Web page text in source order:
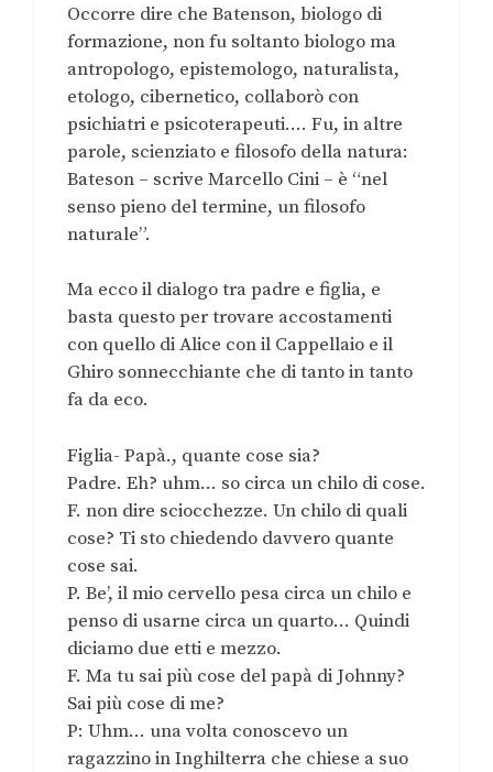
Occorre dire che Batenson, biologo di
formazione, non fu soltanto biologo ma
antropologo, epistemologo, naturalista,
etologo, cibernetico, collaborò con
psichiatri e psicoterapeuti…. Fu, in altre
parole, scienziato e filosofo della natura:
Bateson – scrive Marcello Cini – è “nel
senso pieno del termine, un filosofo
naturale”.
Ma ecco il dialogo tra padre e figlia, e
basta questo per trovare accostamenti
con quello di Alice con il Cappellaio e il
Ghiro sonnecchiante che di tanto in tanto
fa da eco.
Figlia- Papà., quante cose sia?
Padre. Eh? uhm… so circa un chilo di cose.
F. non dire sciocchezze. Un chilo di quali
cose? Ti sto chiedendo davvero quante
cose sai.
P. Be’, il mio cervello pesa circa un chilo e
penso di usarne circa un quarto… Quindi
diciamo due etti e mezzo.
F. Ma tu sai più cose del papà di Johnny?
Sai più cose di me?
P: Uhm… una volta conoscevo un
ragazzino in Inghilterra che chiese a suo